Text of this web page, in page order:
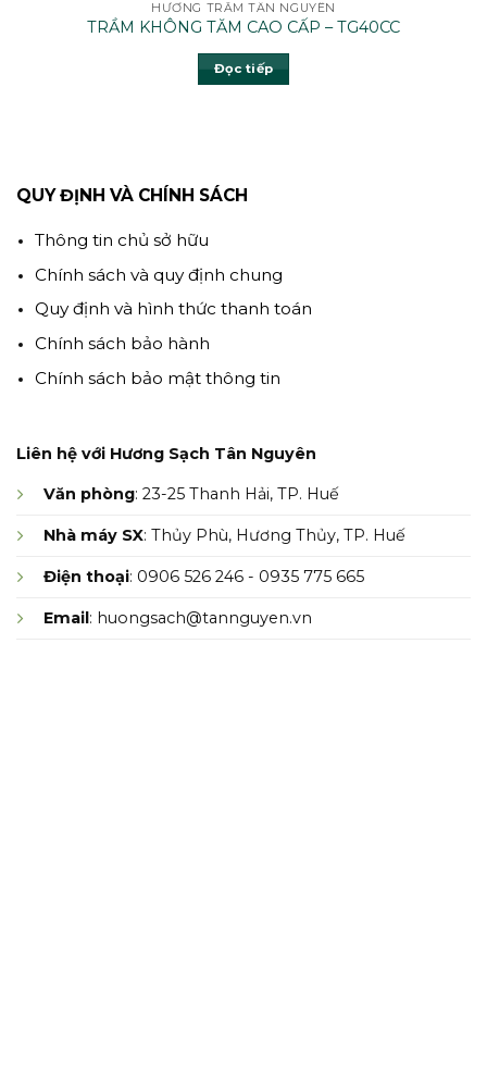
HƯƠNG TRẦM TÂN NGUYÊN
TRẦM KHÔNG TĂM CAO CẤP – TG40CC
Đọc tiếp
QUY ĐỊNH VÀ CHÍNH SÁCH
Thông tin chủ sở hữu
Chính sách và quy định chung
Quy định và hình thức thanh toán
Chính sách bảo hành
Chính sách bảo mật thông tin
Liên hệ với Hương Sạch Tân Nguyên
Văn phòng: 23-25 Thanh Hải, TP. Huế
Nhà máy SX: Thủy Phù, Hương Thủy, TP. Huế
Điện thoại: 0906 526 246 - 0935 775 665
Email : huongsach@tannguyen.vn